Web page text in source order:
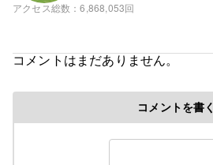
アクセス総数 6,868,053回
コメントはまだありません。
コメントを書く